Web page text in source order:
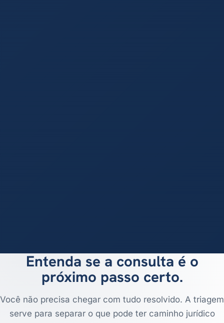
Entenda se a consulta é o
próximo passo certo.
Você não precisa chegar com tudo resolvido. A triagem
serve para separar o que pode ter caminho jurídico